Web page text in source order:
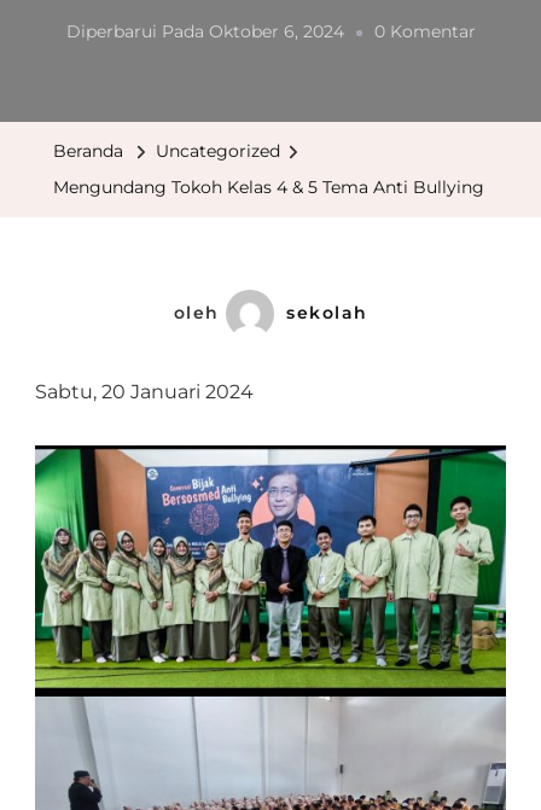
Diperbarui Pada Oktober 6, 2024 0 KomentarPada
Beranda
Uncategorized
Mengundang Tokoh Kelas 4 & 5 Tema Anti Bullying
oleh sekolah
Sabtu, 20 Januari 2024